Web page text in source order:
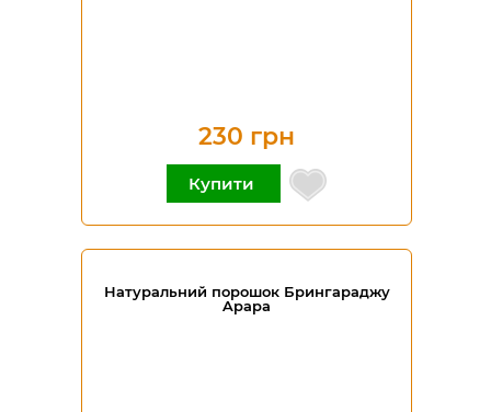
230 грн
Купити
Натуральний порошок Брингараджу
Apapa